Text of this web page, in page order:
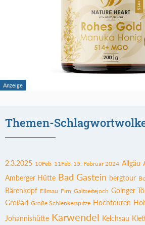
Themen-
2.3.2025 10Feb 11Feb 15. Februar 2024 Allgäu
Amberger Hütte Bad Gastein bergtour
Bärenkopf Ellmau Firn Galtseitejoch Goinger
Großarl Große Schlenkerspitze Hochtouren
Johannishütte Karwendel Kelchsau